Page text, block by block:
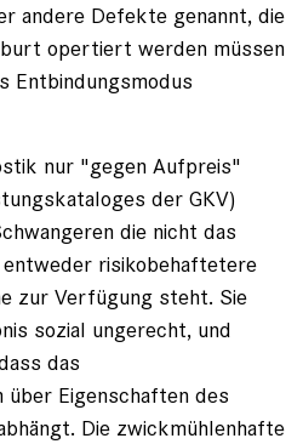
andere Defekte genannt, die
opertiert werden müssen
Entbindungsmodus
nur "gegen Aufpreis"
der GKV)
die nicht das
entweder risikobehaftetere
zur Verfügung steht. Sie
sozial ungerecht, und
das
Eigenschaften des
Die zwickmühlenhafte